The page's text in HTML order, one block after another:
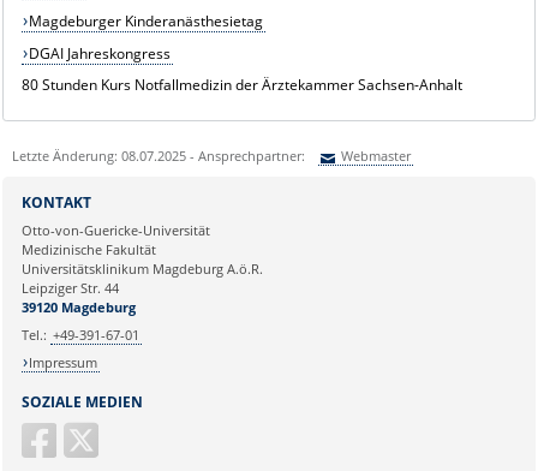
Magdeburger Kinderanästhesietag
DGAI Jahreskongress
80 Stunden Kurs Notfallmedizin der Ärztekammer Sachsen-Anhalt
Letzte Änderung: 08.07.2025 - Ansprechpartner: Webmaster
Ihre E-Mailadresse:
Ihr Anliegen:
SOZIALE MEDIEN
KONTAKT
Otto-von-Guericke-Universität
Medizinische Fakultät
Universitätsklinikum Magdeburg A.ö.R.
Leipziger Str. 44
39120 Magdeburg
Tel.: +49-391-67-01
Impressum